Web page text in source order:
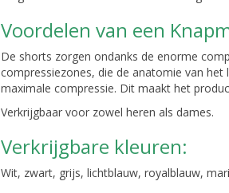
Voordelen van een
De shorts zorgen ondanks de enorme
compressiezones, die de anatomie van
maximale compressie. Dit maakt het
Verkrijgbaar voor zowel heren als dames.
Verkrijgbare kleuren:
Wit, zwart, grijs, lichtblauw, royalblauw,